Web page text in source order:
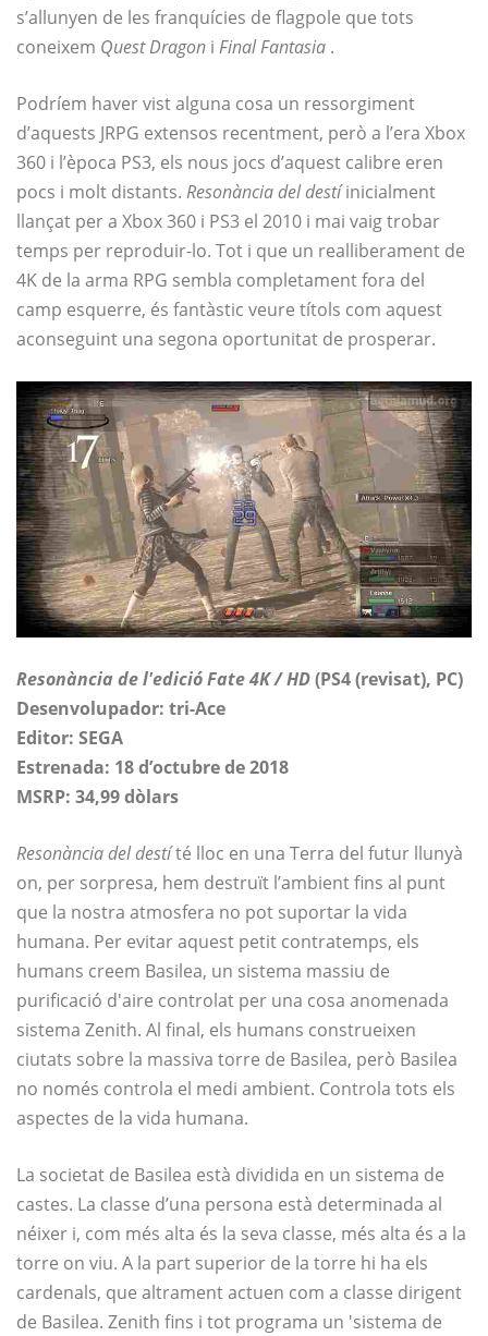
s’allunyen de les franquícies de flagpole que tots
coneixem Quest Dragon i Final Fantasia .
Podríem haver vist alguna cosa un ressorgiment
d’aquests JRPG extensos recentment, però a l’era Xbox
360 i l’època PS3, els nous jocs d’aquest calibre eren
pocs i molt distants. Resonància del destíinicialment
llançat per a Xbox 360 i PS3 el 2010 i mai vaig trobar
temps per reproduir-lo. Tot i que un realliberament de
4K de la arma RPG sembla completament fora del
camp esquerre, és fantàstic veure títols com aquest
aconseguint una segona oportunitat de prosperar.
Resonància de l'edició Fate 4K / HD(PS4 (revisat), PC)
Desenvolupador: tri-Ace
Editor: SEGA
Estrenada: 18 d’octubre de 2018
MSRP: 34,99 dòlars
Resonància del destíté lloc en una Terra del futur llunyà
on, per sorpresa, hem destruït l’ambient fins al punt
que la nostra atmosfera no pot suportar la vida
humana. Per evitar aquest petit contratemps, els
humans creem Basilea, un sistema massiu de
purificació d'aire controlat per una cosa anomenada
sistema Zenith. Al final, els humans construeixen
ciutats sobre la massiva torre de Basilea, però Basilea
no només controla el medi ambient. Controla tots els
aspectes de la vida humana.
La societat de Basilea està dividida en un sistema de
castes. La classe d’una persona està determinada al
néixer i, com més alta és la seva classe, més alta és a la
torre on viu. A la part superior de la torre hi ha els
cardenals, que altrament actuen com a classe dirigent
de Basilea. Zenith fins i tot programa un 'sistema de